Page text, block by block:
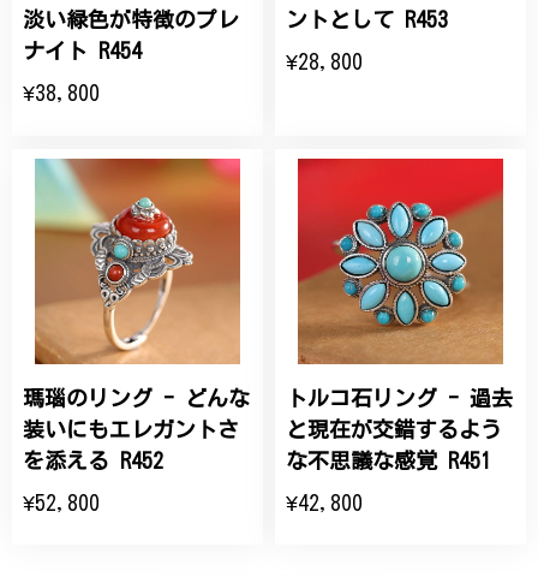
淡い緑色が特徴のプレ
ナイト R454
¥38,800
ントとして R453
¥28,800
瑪瑙のリング - どんな
装いにもエレガントさ
を添える R452
¥52,800
トルコ石リング - 過去
と現在が交錯するよう
な不思議な感覚 R451
¥42,800